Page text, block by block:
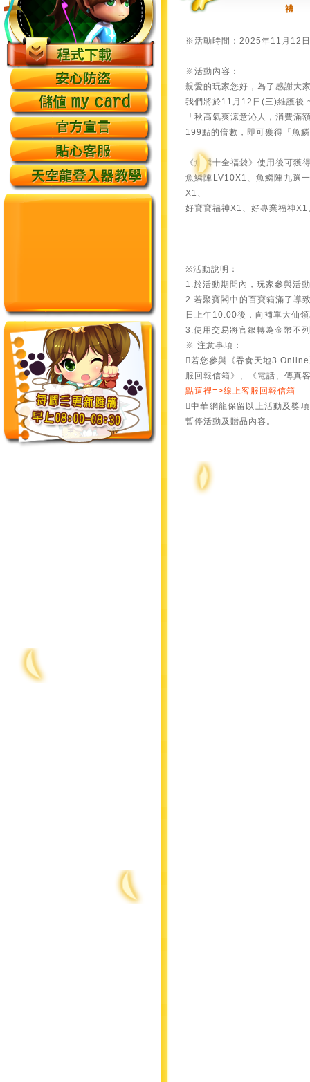
禮
※活動時間：2025年11月12
※活動內容：
親愛的玩家您好，為了感謝大
我們將於11月12日(三)維護後
「秋高氣爽涼意沁人，消費
199點的倍數，即可獲得『魚
《魚鱗十全福袋》使用後可獲
魚鱗陣LV10X1、魚鱗陣九選
X1、
好寶寶福神X1、好專業福神
※活動說明：
1.於活動期間內，玩家參與活
2.若聚寶閣中的百寶箱滿了導
日上午10:00後，向補單大仙
3.使用交易將官銀轉為金幣不
※ 注意事項：
若您參與《吞食天地3
服回報信箱》、《電話、傳真
點這裡=>線上客服回報信箱
中華網龍保留以上活動及獎
暫停活動及贈品內容。